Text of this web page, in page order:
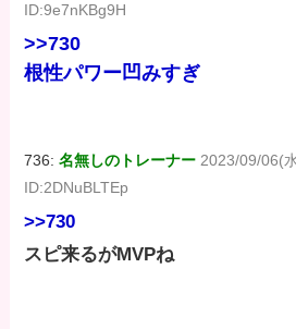
ID:9e7nKBg9H
>>730
根性パワー凹みすぎ
736:名無しのトレーナー 2023/09/06(
ID:2DNuBLTEp
>>730
スピ来るがMVPね